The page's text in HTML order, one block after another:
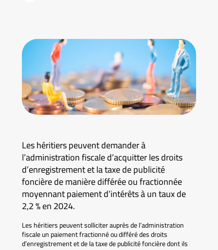
Les héritiers peuvent demander à
l’administration fiscale d’acquitter les droits
d’enregistrement et la taxe de publicité
foncière de manière différée ou fractionnée
moyennant paiement d’intérêts à un taux de
2,2 % en 2024.
Les héritiers peuvent solliciter auprès de l’administration
fiscale un paiement fractionné ou différé des droits
d’enregistrement et de la taxe de publicité foncière dont ils